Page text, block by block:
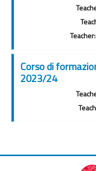
Corso di
2023/24